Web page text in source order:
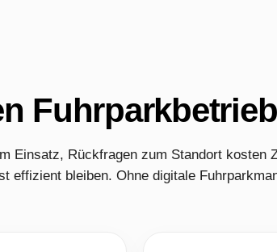
Fuhrparkbetrieb
Einsatz, Rückfragen zum Standort kosten
effizient bleiben. Ohne digitale